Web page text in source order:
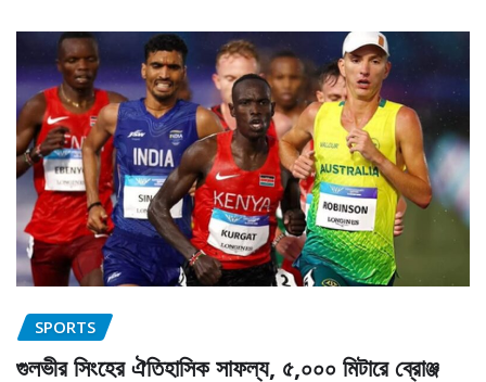
SPORTS
গুলভীর সিংহের ঐতিহাসিক সাফল্য, ৫,০০০ মিটারে ব্রোঞ্জ